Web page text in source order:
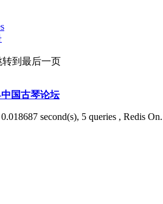
转到最后一页
国古琴论坛
second(s), 5 queries , Redis On.